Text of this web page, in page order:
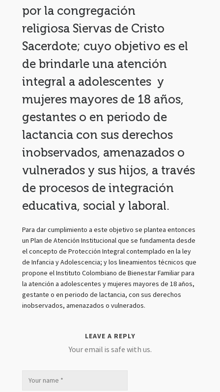
por la congregación
religiosa Siervas de Cristo
Sacerdote; cuyo objetivo es el
de brindarle una atención
integral a adolescentes y
mujeres mayores de 18 años,
gestantes o en periodo de
lactancia con sus derechos
inobservados, amenazados o
vulnerados y sus hijos, a través
de procesos de integración
educativa, social y laboral.
Para dar cumplimiento a este objetivo se plantea entonces
un Plan de Atención Institucional que se fundamenta desde
el concepto de Protección Integral contemplado en la ley
de Infancia y Adolescencia; y los lineamientos técnicos que
propone el Instituto Colombiano de Bienestar Familiar para
la atención a adolescentes y mujeres mayores de 18 años,
gestante o en periodo de lactancia, con sus derechos
inobservados, amenazados o vulnerados.
LEAVE A REPLY
Your email is safe with us.